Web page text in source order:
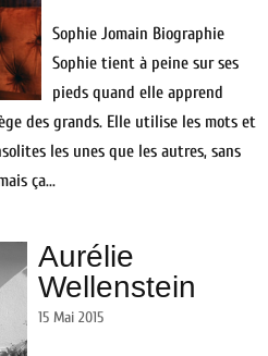
Sophie Jomain Biographie
Sophie tient à peine sur ses
pieds quand elle apprend
des grands. Elle utilise les mots et
les unes que les autres, sans
ça...
Aurélie
Wellenstein
15 Mai 2015